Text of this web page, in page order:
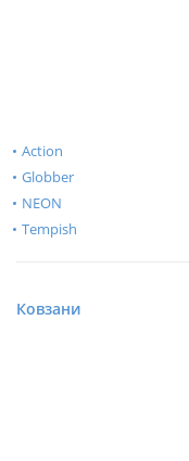
Action
Globber
NEON
Tempish
Ковзани